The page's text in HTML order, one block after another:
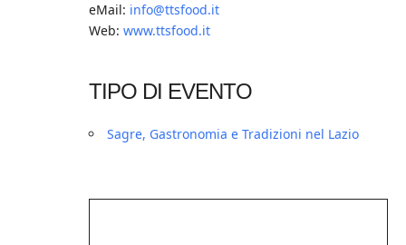
eMail: info@ttsfood.it
Web: www.ttsfood.it
TIPO DI EVENTO
Sagre, Gastronomia e Tradizioni nel Lazio